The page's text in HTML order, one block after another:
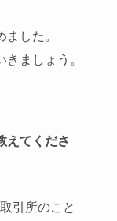
した。
ましょう。
えてくださ
引所のこと